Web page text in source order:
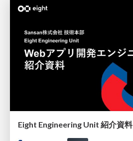
Eight Engineering Unit 紹介資料